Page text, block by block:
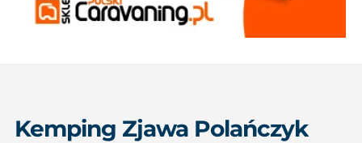
Kemping Zjawa Polańczyk